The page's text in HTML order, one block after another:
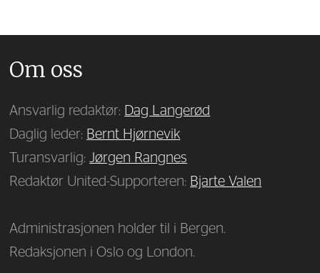
Om oss
Ansvarlig redaktør: Dag Langerød
Daglig leder: Bernt Hjørnevik
Turansvarlig:Jørgen Rangnes
Redaktør United-Supporteren: Bjarte Valen
Administrasjonen holder til i Bergen.
Redaksjonen i Oslo og London.